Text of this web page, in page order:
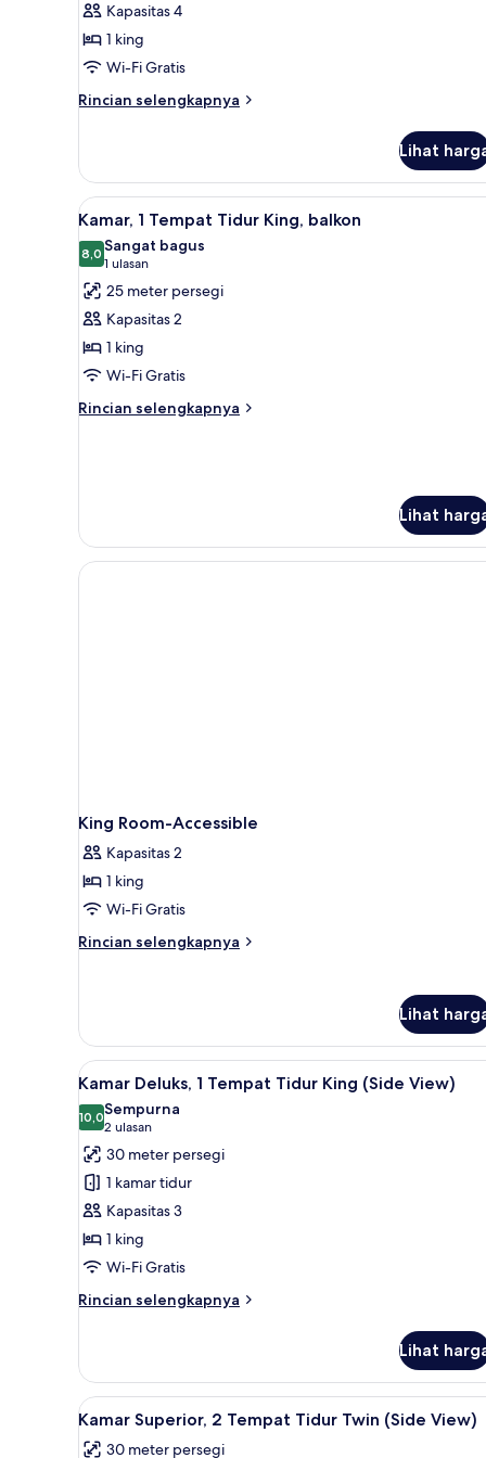
1
kamar
tidur
Kapasitas 4
1 king
Wi-Fi Gratis
Rincian selengkapnya
Rincian
Suite,
kamar
tidur
Lihat
Lihat
semua
foto
untuk
Kamar,
1
Tempat
Tidur
King,
Kamar, 1 Tempat Tidur King,
10
Kamar, 1 Tempat Tidur King, balkon
8,08,0 dari 10
Sangat bagus
1 ulasan
(1
ulasan)
25 meter persegi
Kapasitas 2
1 king
Wi-Fi Gratis
Rincian selengkapnya
Rincian
Tidur
King,
Lihat
King Room-Accessible
Kapasitas 2
1 king
Wi-Fi Gratis
Rincian selengkapnya
Rincian
Room-
Accessible
Lihat
Lihat
semua
foto
untuk
Kamar
Deluks,
1
Tempat
Tidur
King
Seprai premium, minibar,
1
Kamar Deluks, 1 Tempat Tidur King (Side View)
10,010,0 dari 10
Sempurna
2 ulasan
(2
ulasan)
30 meter persegi
1 kamar tidur
Kapasitas 3
1 king
Wi-Fi Gratis
Rincian selengkapnya
Rincian
Kamar
Deluks,
1
Lihat
Lihat
semua
Kamar Superior, 2 Tempat
5
Kamar Superior, 2 Tempat Tidur Twin (Side View)
30 meter persegi